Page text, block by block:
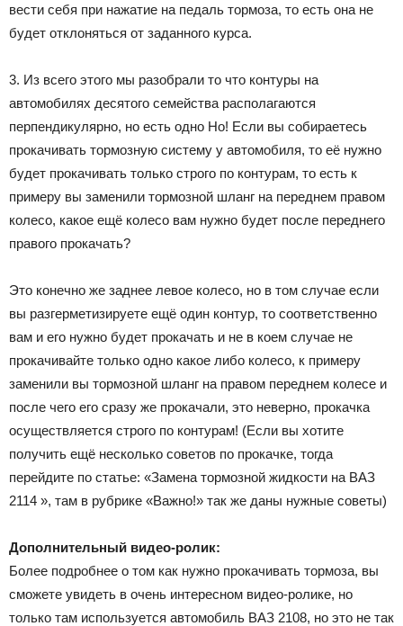
вести себя при нажатие на педаль тормоза, то есть она не
будет отклоняться от заданного курса.
3. Из всего этого мы разобрали то что контуры на
автомобилях десятого семейства располагаются
перпендикулярно, но есть одно Но! Если вы собираетесь
прокачивать тормозную систему у автомобиля, то её нужно
будет прокачивать только строго по контурам, то есть к
примеру вы заменили тормозной шланг на переднем правом
колесо, какое ещё колесо вам нужно будет после переднего
правого прокачать?
Это конечно же заднее левое колесо, но в том случае если
вы разгерметизируете ещё один контур, то соответственно
вам и его нужно будет прокачать и не в коем случае не
прокачивайте только одно какое либо колесо, к примеру
заменили вы тормозной шланг на правом переднем колесе и
после чего его сразу же прокачали, это неверно, прокачка
осуществляется строго по контурам! (Если вы хотите
получить ещё несколько советов по прокачке, тогда
перейдите по статье: «Замена тормозной жидкости на ВАЗ
2114 », там в рубрике «Важно!» так же даны нужные советы)
Дополнительный видео-ролик:
Более подробнее о том как нужно прокачивать тормоза, вы
сможете увидеть в очень интересном видео-ролике, но
только там используется автомобиль ВАЗ 2108, но это не так